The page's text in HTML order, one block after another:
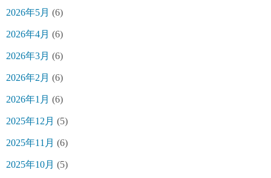
2026年5月 (6)
2026年4月 (6)
2026年3月 (6)
2026年2月 (6)
2026年1月 (6)
2025年12月 (5)
2025年11月 (6)
2025年10月 (5)